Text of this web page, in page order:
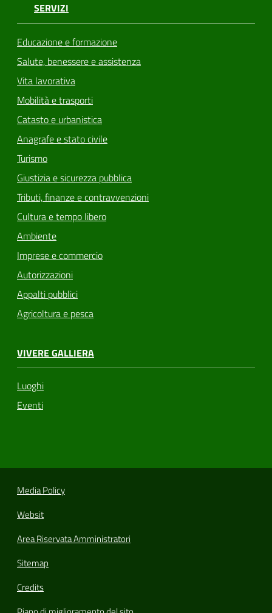
SERVIZI
Educazione e formazione
Salute, benessere e assistenza
Vita lavorativa
Mobilità e trasporti
Catasto e urbanistica
Anagrafe e stato civile
Turismo
Giustizia e sicurezza pubblica
Tributi, finanze e contravvenzioni
Cultura e tempo libero
Ambiente
Imprese e commercio
Autorizzazioni
Appalti pubblici
Agricoltura e pesca
VIVERE GALLIERA
Luoghi
Eventi
Media Policy
Websit
Area Riservata Amministratori
Sitemap
Credits